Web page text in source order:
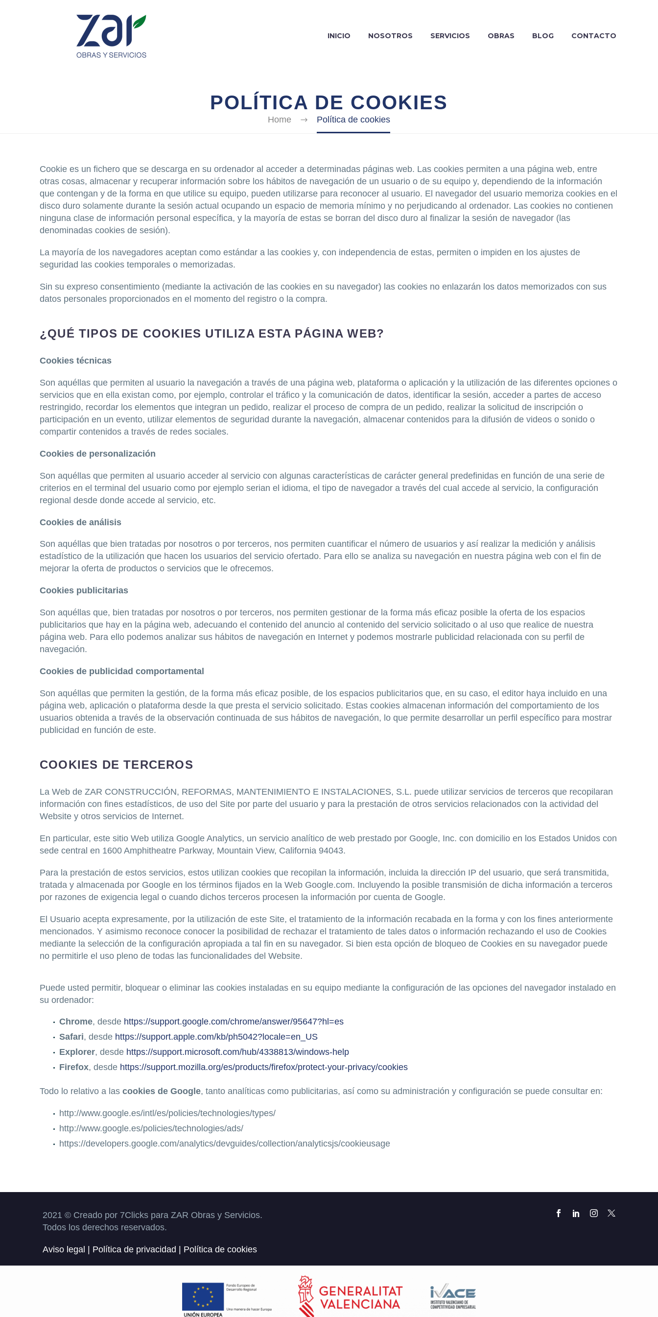
INICIO NOSOTROS SERVICIOS OBRAS BLOG CONTACTO
POLÍTICA DE COOKIES
Home Política de cookies
Cookie es un fichero que se descarga en su ordenador al acceder a determinadas páginas web. Las cookies permiten a una página web, entre
otras cosas, almacenar y recuperar información sobre los hábitos de navegación de un usuario o de su equipo y, dependiendo de la información
que contengan y de la forma en que utilice su equipo, pueden utilizarse para reconocer al usuario. El navegador del usuario memoriza cookies en el
disco duro solamente durante la sesión actual ocupando un espacio de memoria mínimo y no perjudicando al ordenador. Las cookies no contienen
ninguna clase de información personal específica, y la mayoría de estas se borran del disco duro al finalizar la sesión de navegador (las
denominadas cookies de sesión).
La mayoría de los navegadores aceptan como estándar a las cookies y, con independencia de estas, permiten o impiden en los ajustes de
seguridad las cookies temporales o memorizadas.
Sin su expreso consentimiento (mediante la activación de las cookies en su navegador) las cookies no enlazarán los datos memorizados con sus
datos personales proporcionados en el momento del registro o la compra.
¿QUÉ TIPOS DE COOKIES UTILIZA ESTA PÁGINA WEB?
Cookies técnicas
Son aquéllas que permiten al usuario la navegación a través de una página web, plataforma o aplicación y la utilización de las diferentes opciones o
servicios que en ella existan como, por ejemplo, controlar el tráfico y la comunicación de datos, identificar la sesión, acceder a partes de acceso
restringido, recordar los elementos que integran un pedido, realizar el proceso de compra de un pedido, realizar la solicitud de inscripción o
participación en un evento, utilizar elementos de seguridad durante la navegación, almacenar contenidos para la difusión de videos o sonido o
compartir contenidos a través de redes sociales.
Cookies de personalización
Son aquéllas que permiten al usuario acceder al servicio con algunas características de carácter general predefinidas en función de una serie de
criterios en el terminal del usuario como por ejemplo serian el idioma, el tipo de navegador a través del cual accede al servicio, la configuración
regional desde donde accede al servicio, etc.
Cookies de análisis
Son aquéllas que bien tratadas por nosotros o por terceros, nos permiten cuantificar el número de usuarios y así realizar la medición y análisis
estadístico de la utilización que hacen los usuarios del servicio ofertado. Para ello se analiza su navegación en nuestra página web con el fin de
mejorar la oferta de productos o servicios que le ofrecemos.
Cookies publicitarias
Son aquéllas que, bien tratadas por nosotros o por terceros, nos permiten gestionar de la forma más eficaz posible la oferta de los espacios
publicitarios que hay en la página web, adecuando el contenido del anuncio al contenido del servicio solicitado o al uso que realice de nuestra
página web. Para ello podemos analizar sus hábitos de navegación en Internet y podemos mostrarle publicidad relacionada con su perfil de
navegación.
Cookies de publicidad comportamental
Son aquéllas que permiten la gestión, de la forma más eficaz posible, de los espacios publicitarios que, en su caso, el editor haya incluido en una
página web, aplicación o plataforma desde la que presta el servicio solicitado. Estas cookies almacenan información del comportamiento de los
usuarios obtenida a través de la observación continuada de sus hábitos de navegación, lo que permite desarrollar un perfil específico para mostrar
publicidad en función de este.
COOKIES DE TERCEROS
La Web de ZAR CONSTRUCCIÓN, REFORMAS, MANTENIMIENTO E INSTALACIONES, S.L. puede utilizar servicios de terceros que recopilaran
información con fines estadísticos, de uso del Site por parte del usuario y para la prestación de otros servicios relacionados con la actividad del
Website y otros servicios de Internet.
En particular, este sitio Web utiliza Google Analytics, un servicio analítico de web prestado por Google, Inc. con domicilio en los Estados Unidos con
sede central en 1600 Amphitheatre Parkway, Mountain View, California 94043.
Para la prestación de estos servicios, estos utilizan cookies que recopilan la información, incluida la dirección IP del usuario, que será transmitida,
tratada y almacenada por Google en los términos fijados en la Web Google.com. Incluyendo la posible transmisión de dicha información a terceros
por razones de exigencia legal o cuando dichos terceros procesen la información por cuenta de Google.
El Usuario acepta expresamente, por la utilización de este Site, el tratamiento de la información recabada en la forma y con los fines anteriormente
mencionados. Y asimismo reconoce conocer la posibilidad de rechazar el tratamiento de tales datos o información rechazando el uso de Cookies
mediante la selección de la configuración apropiada a tal fin en su navegador. Si bien esta opción de bloqueo de Cookies en su navegador puede
no permitirle el uso pleno de todas las funcionalidades del Website.
Puede usted permitir, bloquear o eliminar las cookies instaladas en su equipo mediante la configuración de las opciones del navegador instalado en
su ordenador:
Chrome, desde https://support.google.com/chrome/answer/95647?hl=es
Safari, desde https://support.apple.com/kb/ph5042?locale=en_US
Explorer, desde https://support.microsoft.com/hub/4338813/windows-help
Firefox, desde https://support.mozilla.org/es/products/firefox/protect-your-privacy/cookies
Todo lo relativo a las cookies de Google, tanto analíticas como publicitarias, así como su administración y configuración se puede consultar en:
http://www.google.es/intl/es/policies/technologies/types/
http://www.google.es/policies/technologies/ads/
https://developers.google.com/analytics/devguides/collection/analyticsjs/cookieusage
2021 © Creado por 7Clicks para ZAR Obras y Servicios.
Todos los derechos reservados.
Aviso legal | Política de privacidad | Política de cookies